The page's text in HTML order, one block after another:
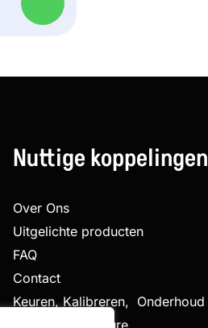
Nuttige koppelingen
Over Ons
Uitgelichte producten
FAQ
Contact
Keuren, Kalibreren, Onderhoud
Klachtenprocedure